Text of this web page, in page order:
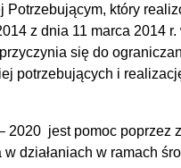
który
z dnia 11 marca 2014 r.
się do
potrzebujących i
2020 jest pomoc poprzez
działaniach w ramach